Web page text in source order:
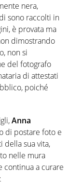
nera,
sono raccolti in
è provata ma
dimostrando
non si
del fotografo
di attestati
poiché
Anna
di postare foto e
della sua vita,
nelle mura
continua a curare
.